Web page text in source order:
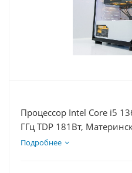
Процессор Intel Core i5
ГГц TDP 181Вт,
E D5, Видеокарта RTX
Подробнее